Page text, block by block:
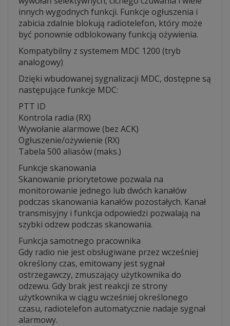
innych wygodnych funkcji. Funkcje ogłuszenia i
zabicia zdalnie blokują radiotelefon, który może
być ponownie odblokowany funkcją ożywienia.
Kompatybilny z systemem MDC 1200 (tryb
analogowy)
Dzięki wbudowanej sygnalizacji MDC, dostępne są
następujące funkcje MDC:
PTT ID
Kontrola radia (RX)
Wywołanie alarmowe (bez ACK)
Ogłuszenie/ożywienie (RX)
Tabela 500 aliasów (maks.)
Funkcje skanowania
Skanowanie priorytetowe pozwala na
monitorowanie jednego lub dwóch kanałów
podczas skanowania kanałów pozostałych. Kanał
transmisyjny i funkcja odpowiedzi pozwalają na
szybki odzew podczas skanowania.
Funkcja samotnego pracownika
Gdy radio nie jest obsługiwane przez wcześniej
określony czas, emitowany jest sygnał
ostrzegawczy, zmuszający użytkownika do
odzewu. Gdy brak jest reakcji ze strony
użytkownika w ciągu wcześniej określonego
czasu, radiotelefon automatycznie nadaje sygnał
alarmowy.